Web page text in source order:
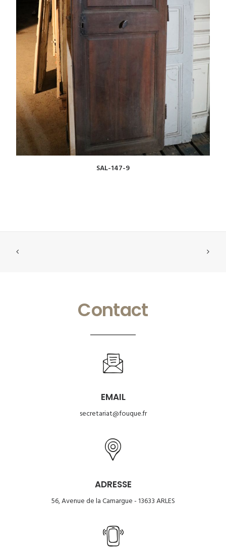
VOIR
SAL-147-9
Contact
EMAIL
secretariat@fouque.fr
ADRESSE
56, Avenue de la Camargue - 13633 ARLES